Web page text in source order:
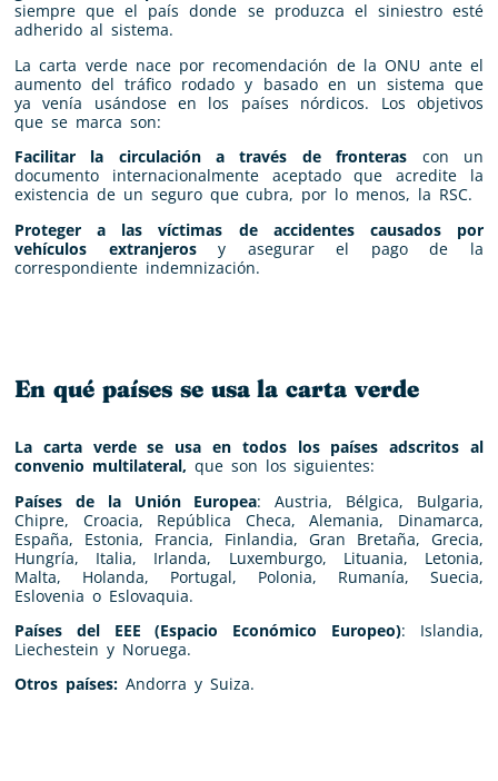
siempre que el país donde se produzca el siniestro esté
adherido al sistema.
La carta verde nace por recomendación de la ONU ante el
aumento del tráfico rodado y basado en un sistema que
ya venía usándose en los países nórdicos. Los objetivos
que se marca son:
Facilitar la circulación a través de fronteras con un
documento internacionalmente aceptado que acredite la
existencia de un seguro que cubra, por lo menos, la RSC.
Proteger a las víctimas de accidentes causados por
vehículos extranjerosy asegurar el pago de la
correspondiente indemnización.
En qué países se usa la carta verde
La carta verde se usa en todos los países adscritos al
convenio multilateral, que son los siguientes:
Países de la Unión Europea: Austria, Bélgica, Bulgaria,
Chipre, Croacia, República Checa, Alemania, Dinamarca,
España, Estonia, Francia, Finlandia, Gran Bretaña, Grecia,
Hungría, Italia, Irlanda, Luxemburgo, Lituania, Letonia,
Malta, Holanda, Portugal, Polonia, Rumanía, Suecia,
Eslovenia o Eslovaquia.
Países del EEE (Espacio Económico Europeo): Islandia,
Liechestein y Noruega.
Otros países:Andorra y Suiza.